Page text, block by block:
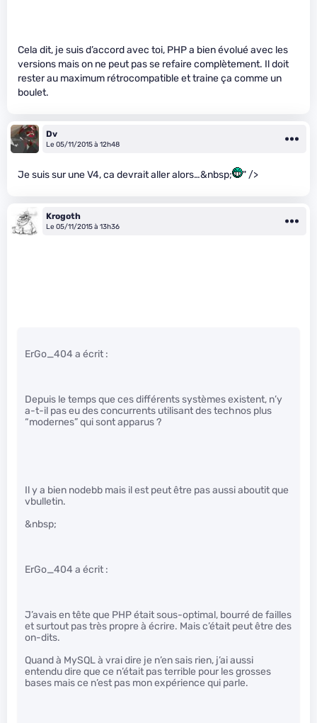
Cela dit, je suis d’accord avec toi, PHP a bien évolué avec les
versions mais on ne peut pas se refaire complètement. Il doit
rester au maximum rétrocompatible et traine ça comme un
boulet.
Dv
Le 05/11/2015 à 12h48
Je suis sur une V4, ca devrait aller alors…&nbsp; " />
Krogoth
Le 05/11/2015 à 13h36
ErGo_404 a écrit :
Depuis le temps que ces différents systèmes existent, n’y
a-t-il pas eu des concurrents utilisant des technos plus
“modernes” qui sont apparus ?
Il y a bien nodebb mais il est peut être pas aussi aboutit que
vbulletin.
&nbsp;
ErGo_404 a écrit :
J’avais en tête que PHP était sous-optimal, bourré de failles
et surtout pas très propre à écrire. Mais c’était peut être des
on-dits.
Quand à MySQL à vrai dire je n’en sais rien, j’ai aussi
entendu dire que ce n’était pas terrible pour les grosses
bases mais ce n’est pas mon expérience qui parle.